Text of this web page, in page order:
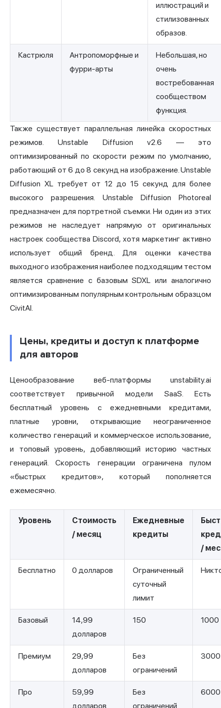
иллюстраций и
стилизованных
образов.
Кастрюля
Антропоморфные и
фурри-арты
Небольшая, но
очень
востребованная
сообществом
функция.
Также существует параллельная линейка скоростных
режимов. Unstable Diffusion v2.6 — это
оптимизированный по скорости режим по умолчанию,
работающий от 6 до 8 секунд на изображение. Unstable
Diffusion XL требует от 12 до 15 секунд для более
высокого разрешения. Unstable Diffusion Photoreal
предназначен для портретной съемки. Ни один из этих
режимов не наследует напрямую от оригинальных
настроек сообщества Discord, хотя маркетинг активно
использует общий бренд. Для оценки качества
выходного изображения наиболее подходящим тестом
является сравнение с базовым SDXL или аналогично
оптимизированным популярным контрольным образцом
CivitAI.
Цены, кредиты и доступ к платформе
для авторов
Ценообразование веб-платформы unstability.ai
соответствует привычной модели SaaS. Есть
бесплатный уровень с ежедневными кредитами,
платные уровни, открывающие неограниченное
количество генераций и коммерческое использование,
и топовый уровень, добавляющий историю частных
генераций. Скорость генерации ограничена пулом
«быстрых кредитов», который пополняется
ежемесячно.
Уровень
Стоимость
/ месяц
Ежедневные
кредиты
/
Бесплатно 0 долларов
Ограниченный
суточный
лимит
Базовый
14,99
долларов
150 1000
Премиум
29,99
долларов
Без
ограничений
3000
Про
59,99
долларов
Без
ограничений
6000